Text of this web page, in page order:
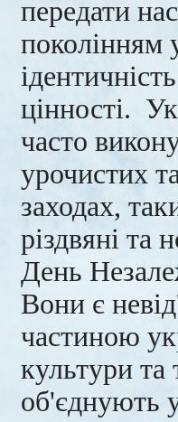
передати
поколінням
цінності.
часто
урочистих
заходах,
різдвяні та
День
Вони є
частиною
культури та
об'єднують